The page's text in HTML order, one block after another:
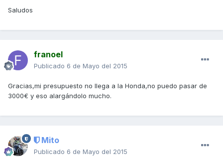
Saludos
franoel
Publicado 6 de Mayo del 2015
Gracias,mi presupuesto no llega a la Honda,no puedo pasar de
3000€ y eso alargándolo mucho.
Mito
Publicado 6 de Mayo del 2015